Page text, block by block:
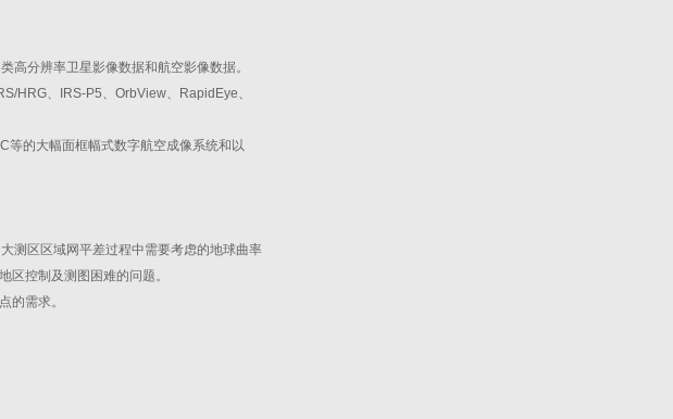
高分辨率卫星影像数据和航空影像数据。
HRG、IRS-P5、OrbView、RapidEye、
的大幅面框幅式数字航空成像系统和以
测区区域网平差过程中需要考虑的地球曲率
区控制及测图困难的问题。
的需求。